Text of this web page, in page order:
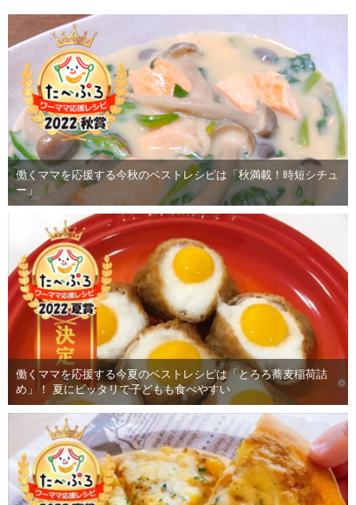
働くママを応援する今秋のベストレシピは「秋満載！時短シチュ
ー」
働くママを応援する今夏のベストレシピは「とろろ蕎麦稲荷詰
め」！ 夏にピッタリで子どもも食べやすい